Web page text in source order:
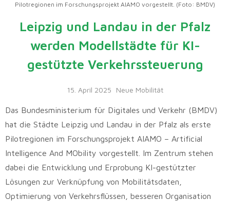
Pilotregionen im Forschungsprojekt AIAMO vorgestellt. (Foto: BMDV)
Leipzig und Landau in der Pfalz
werden Modellstädte für KI-
gestützte Verkehrssteuerung
15. April 2025 Neue Mobilität
Das Bundesministerium für Digitales und Verkehr (BMDV)
hat die Städte Leipzig und Landau in der Pfalz als erste
Pilotregionen im Forschungsprojekt AIAMO – Artificial
Intelligence And MObility vorgestellt. Im Zentrum stehen
dabei die Entwicklung und Erprobung KI-gestützter
Lösungen zur Verknüpfung von Mobilitätsdaten,
Optimierung von Verkehrsflüssen, besseren Organisation